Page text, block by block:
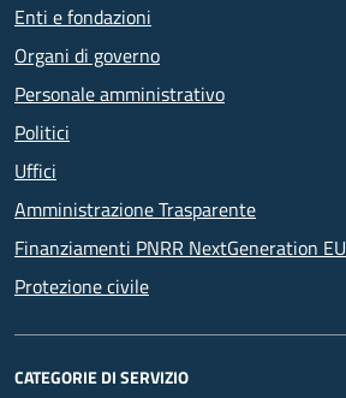
Enti e fondazioni
Organi di governo
Personale amministrativo
Politici
Uffici
Amministrazione Trasparente
Finanziamenti PNRR NextGeneration EU
Protezione civile
CATEGORIE DI SERVIZIO